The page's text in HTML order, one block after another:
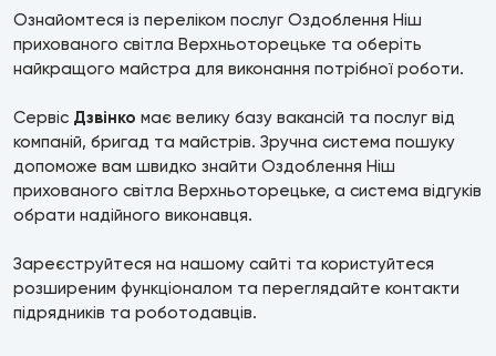
Ознайомтеся із переліком послуг Оздоблення Ніш
прихованого світла Верхньоторецьке та оберіть
найкращого майстра для виконання потрібної роботи.
Сервіс Дзвінко має велику базу вакансій та послуг від
компаній, бригад та майстрів. Зручна система пошуку
допоможе вам швидко знайти Оздоблення Ніш
прихованого світла Верхньоторецьке, а система відгуків
обрати надійного виконавця.
Зареєструйтеся на нашому сайті та користуйтеся
розширеним функціоналом та переглядайте контакти
підрядників та роботодавців.